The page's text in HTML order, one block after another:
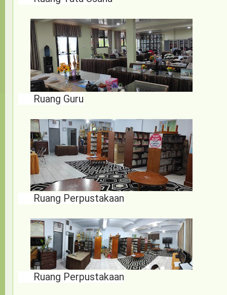
Ruang Guru
Ruang Perpustakaan
Ruang Perpustakaan